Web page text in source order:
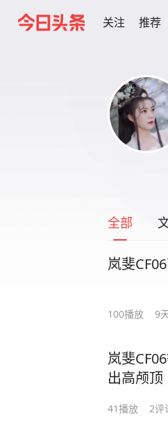
关注 推荐
全部
岚斐
100播放 9
岚斐
出高颅顶
41播放 2评